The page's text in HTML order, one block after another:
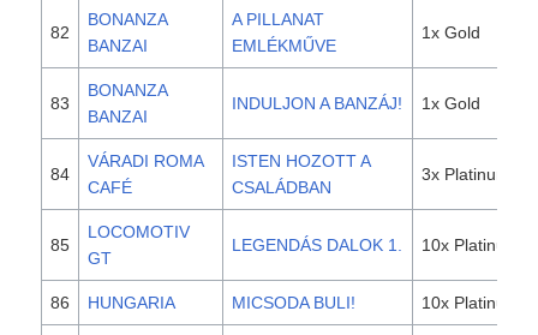
82
BONANZA
BANZAI
A PILLANAT
EMLÉKMŰVE
1x Gold
83
BONANZA
BANZAI
INDULJON A BANZÁJ! 1x Gold
84
VÁRADI ROMA
CAFÉ
ISTEN HOZOTT A
CSALÁDBAN
3x Platinum
85
LOCOMOTIV
GT
LEGENDÁS DALOK 1. 10x Platinum
86 HUNGARIA MICSODA BULI! 10x Platinum